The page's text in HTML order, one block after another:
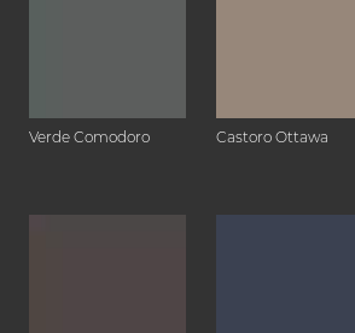
Verde Comodoro Castoro Ottawa